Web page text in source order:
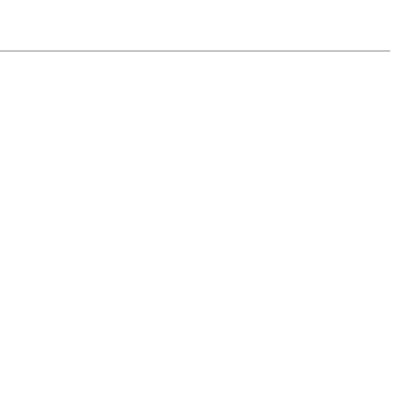
Vipps, Klarna och Google Pay.
debiteras kortet/fakturan.